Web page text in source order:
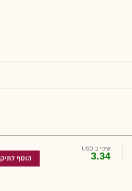
שינוי ב USD
3.34 הוסף לתיק